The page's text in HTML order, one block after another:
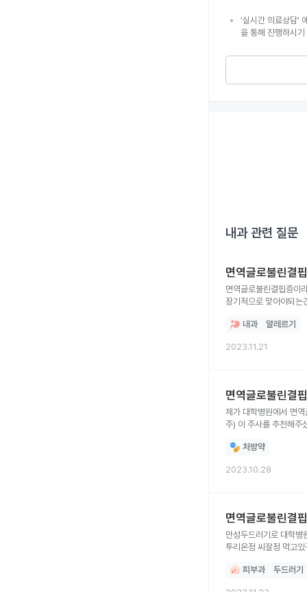
'실시간 의료상담'
을 통해 진행하시
내과관련 질문
면역글로불린결
면역글로불린결핍증이
장기적으로 맞아야되는
내과 알레르기
2023.11.21
면역글로불린결
제가 대학병원에서 면
처방약
2023.10.28
면역글로불린결
만성두드러기로 대학병원에서 졸레어주사맞고있고 면역글로
투리온정 씨잘정 먹고있구요 근데 낮에는 거의 안가려운데 밤에 침대에 눕기만 하면 가려워요 온몸이 가려워요 얼
발진은 올라오지는 않
피부과 두드러기